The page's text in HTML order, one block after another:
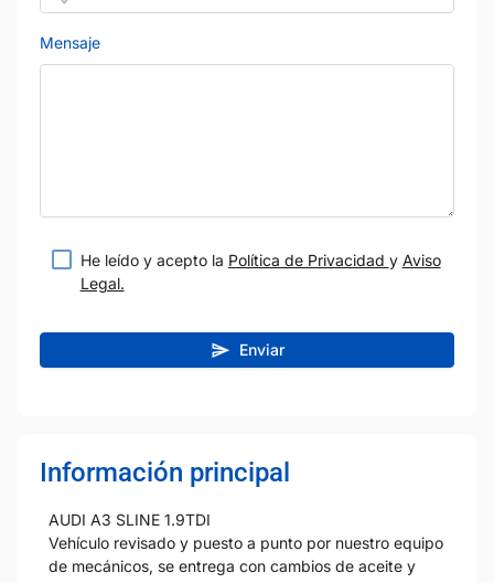
Mensaje
He leído y acepto la Política de Privacidad y Aviso
Legal.
Enviar
Información principal
AUDI A3 SLINE 1.9TDI
Vehículo revisado y puesto a punto por nuestro equipo
de mecánicos, se entrega con cambios de aceite y